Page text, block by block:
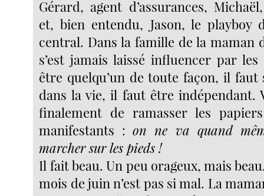
Gérard, agent d’assurances,
et, bien entendu, Jason, le playboy
central. Dans la famille de la maman
s’est jamais laissé influencer par
être quelqu’un de toute façon, il faut
dans la vie, il faut être indépendant.
finalement de ramasser les
manifestants : on ne va quand
marcher sur les pieds !
Il fait beau. Un peu orageux, mais
mois de juin n’est pas si mal. La